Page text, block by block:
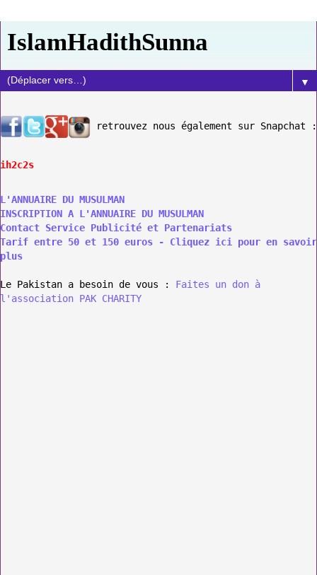
IslamHadithSunna
▼
retrouvez nous également sur Snapchat :
ih2c2s
L'ANNUAIRE DU MUSULMAN
INSCRIPTION A L'ANNUAIRE DU MUSULMAN
Contact Service Publicité et Partenariats
Tarif entre 50 et 150 euros - Cliquez ici pour en savoir
plus
Le Pakistan a besoin de vous : Faites un don à
l'association PAK CHARITY